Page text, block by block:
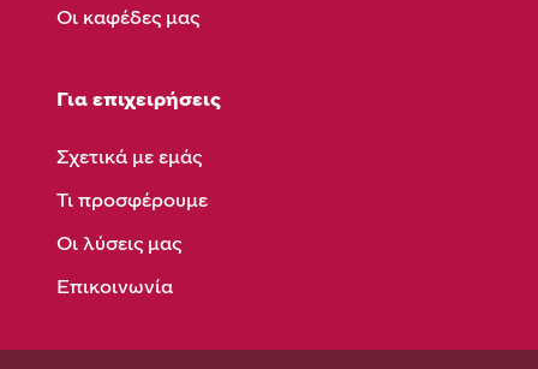
Οι καφέδες μας
Για επιχειρήσεις
Σχετικά με εμάς
Τι προσφέρουμε
Οι λύσεις μας
Επικοινωνία